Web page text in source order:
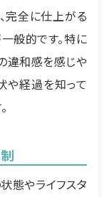
完全に仕上がる
般的です。特に
違和感を感じや
や経過を知って
態やライフスタ